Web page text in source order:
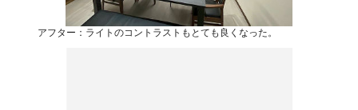
アフター：ライトのコントラストもとても良くなった。